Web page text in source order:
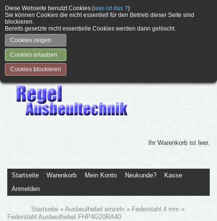
Diese Webseite benutzt Cookies (was ist das ?)
Sie können Cookies die nicht essentiell für den Betrieb dieser Seite sind
blockieren.
Bereits gesetzte nicht essentielle Cookies werden dann gelöscht.
Cookies zeigen
Cookies erlauben
Cookies blockieren
Ihr Warenkorb ist leer.
Startseite Warenkorb Mein Konto Neukunde?
Kasse
Anmelden
Startseite »Ausbeulhebel einzeln » Federstahl 4 mm »
Federstahl Ausbeulhebel FHP4G20RA40